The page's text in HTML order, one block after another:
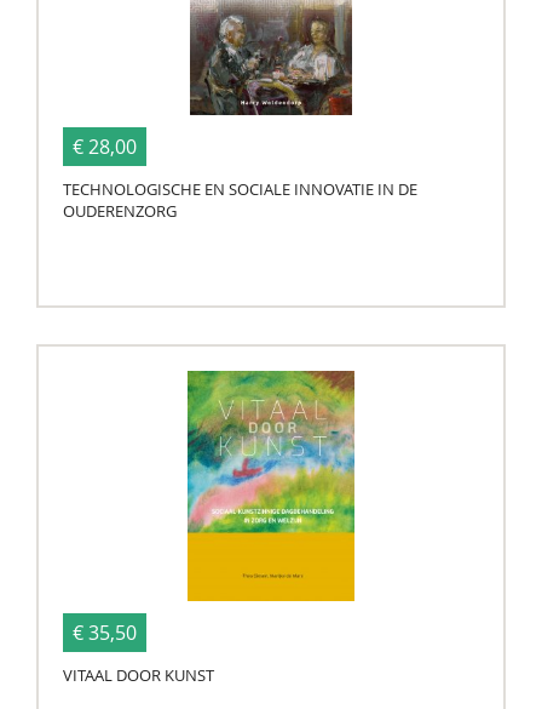
€ 28,00
TECHNOLOGISCHE EN SOCIALE INNOVATIE IN DE
OUDERENZORG
€ 35,50
VITAAL DOOR KUNST